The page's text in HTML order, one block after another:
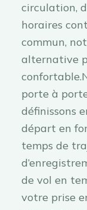
circulation,
horaires
commun,
alternative
porte à
définissons
départ en
temps de
de vol en
votre prise